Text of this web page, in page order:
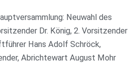
Neuwahl des
Dr. König, 2. Vorsitzender
Hans Adolf Schröck,
Abrichtewart August Mohr